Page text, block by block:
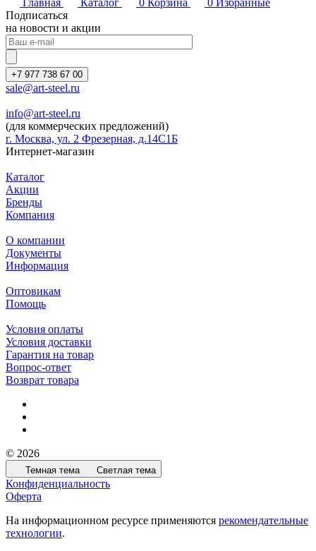
Главная Каталог 0 Корзина 0 Избранные
Подписаться
на новости и акции
+7 977 738 67 00
sale@art-steel.ru
info@art-steel.ru
(для коммерческих предложений)
г. Москва, ул. 2 Фрезерная, д.14С1Б
Интернет-магазин
Каталог
Акции
Бренды
Компания
О компании
Документы
Информация
Оптовикам
Помощь
Условия оплаты
Условия доставки
Гарантия на товар
Вопрос-ответ
Возврат товара
© 2026
Темная тема Светлая тема
Конфиденциальность
Оферта
На информационном ресурсе применяются рекомендательные
технологии.